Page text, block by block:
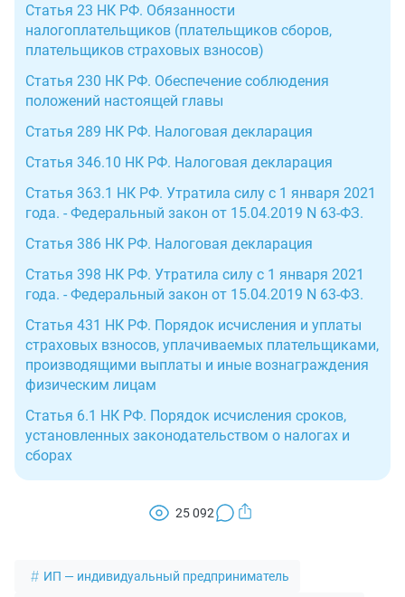
Статья 23 НК РФ. Обязанности
налогоплательщиков (плательщиков сборов,
плательщиков страховых взносов)
Статья 230 НК РФ. Обеспечение соблюдения
положений настоящей главы
Статья 289 НК РФ. Налоговая декларация
Статья 346.10 НК РФ. Налоговая декларация
Статья 363.1 НК РФ. Утратила силу с 1 января 2021
года. - Федеральный закон от 15.04.2019 N 63-ФЗ.
Статья 386 НК РФ. Налоговая декларация
Статья 398 НК РФ. Утратила силу с 1 января 2021
года. - Федеральный закон от 15.04.2019 N 63-ФЗ.
Статья 431 НК РФ. Порядок исчисления и уплаты
страховых взносов, уплачиваемых плательщиками,
производящими выплаты и иные вознаграждения
физическим лицам
Статья 6.1 НК РФ. Порядок исчисления сроков,
установленных законодательством о налогах и
сборах
25 092
ИП — индивидуальный предприниматель